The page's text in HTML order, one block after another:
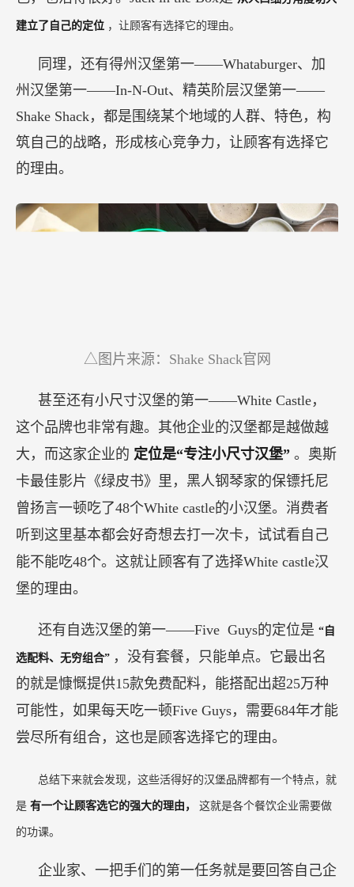
建立了自己的定位 ，让顾客有选择它的理由。
同理，还有得州汉堡第一——Whataburger、加
州汉堡第一——In-N-Out、精英阶层汉堡第一——
Shake Shack，都是围绕某个地域的人群、特色，构
筑自己的战略，形成核心竞争力，让顾客有选择它
的理由。
△图片来源：Shake Shack官网
甚至还有小尺寸汉堡的第一——White Castle，
这个品牌也非常有趣。其他企业的汉堡都是越做越
大，而这家企业的 定位是“专注小尺寸汉堡” 。奥斯
卡最佳影片《绿皮书》里，黑人钢琴家的保镖托尼
曾扬言一顿吃了48个White castle的小汉堡。消费者
听到这里基本都会好奇想去打一次卡，试试看自己
能不能吃48个。这就让顾客有了选择White castle汉
堡的理由。
还有自选汉堡的第一——Five Guys的定位是 “自
选配料、无穷组合” ，没有套餐，只能单点。它最出名
的就是慷慨提供15款免费配料，能搭配出超25万种
可能性，如果每天吃一顿Five Guys，需要684年才能
尝尽所有组合，这也是顾客选择它的理由。
总结下来就会发现，这些活得好的汉堡品牌都有一个特点，就
是 有一个让顾客选它的强大的理由， 这就是各个餐饮企业需要做
的功课。
企业家、一把手们的第一任务就是要回答自己企